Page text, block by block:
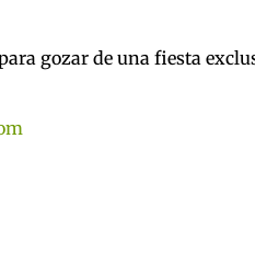
gozar de una fiesta